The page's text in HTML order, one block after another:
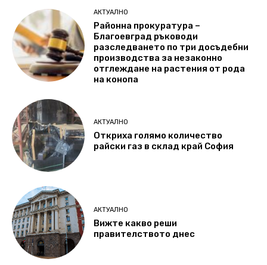
АКТУАЛНО
Районна прокуратура –
Благоевград ръководи
разследването по три досъдебни
производства за незаконно
отглеждане на растения от рода
на конопа
АКТУАЛНО
Откриха голямо количество
райски газ в склад край София
АКТУАЛНО
Вижте какво реши
правителството днес